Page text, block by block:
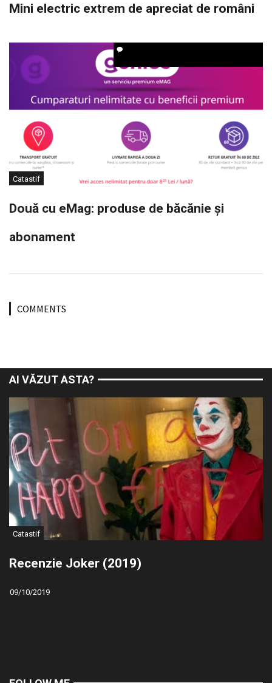
Mini electric extrem de apreciat de români
Catastif
Două cu eMag: produse de băcănie și
abonament
COMMENTS
AI VĂZUT ASTA?
Catastif
Recenzie Joker (2019)
09/10/2019